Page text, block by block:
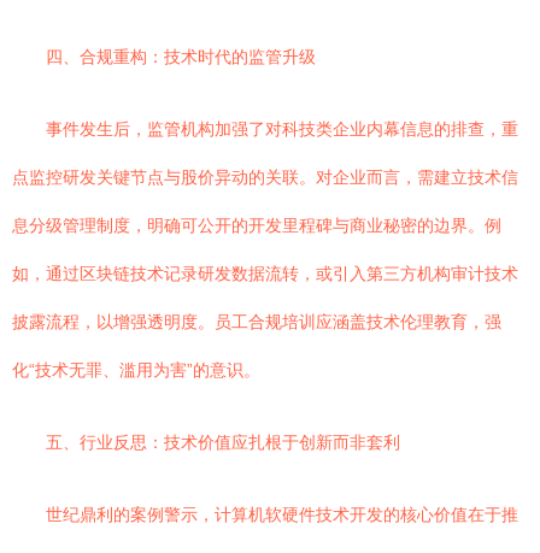
四、合规重构：技术时代的监管升级
事件发生后，监管机构加强了对科技类企业内幕信息的排查，重
点监控研发关键节点与股价异动的关联。对企业而言，需建立技术信
息分级管理制度，明确可公开的开发里程碑与商业秘密的边界。例
如，通过区块链技术记录研发数据流转，或引入第三方机构审计技术
披露流程，以增强透明度。员工合规培训应涵盖技术伦理教育，强
化“技术无罪、滥用为害”的意识。
五、行业反思：技术价值应扎根于创新而非套利
世纪鼎利的案例警示，计算机软硬件技术开发的核心价值在于推